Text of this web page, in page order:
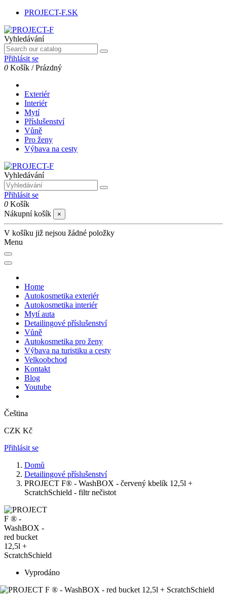
PROJECT-F.SK
Vyhledávání
Přihlásit se
0 Košík /Prázdný
Exteriér
Interiér
Mytí
Příslušenství
Vůně
Pro ženy
Výbava na cesty
Vyhledávání
Přihlásit se
0 Košík
Nákupní košík
×
V košíku již nejsou žádné položky
Menu
Home
Autokosmetika exteriér
Autokosmetika interiér
Mytí auta
Detailingové příslušenství
Vůně
Autokosmetika pro ženy
Výbava na turistiku a cesty
Velkoobchod
Kontakt
Blog
Youtube
Čeština
CZK Kč
Přihlásit se
Domů
Detailingové příslušenství
PROJECT F® - WashBOX - červený kbelík 12,5l +
ScratchSchield - filtr nečistot
Vyprodáno